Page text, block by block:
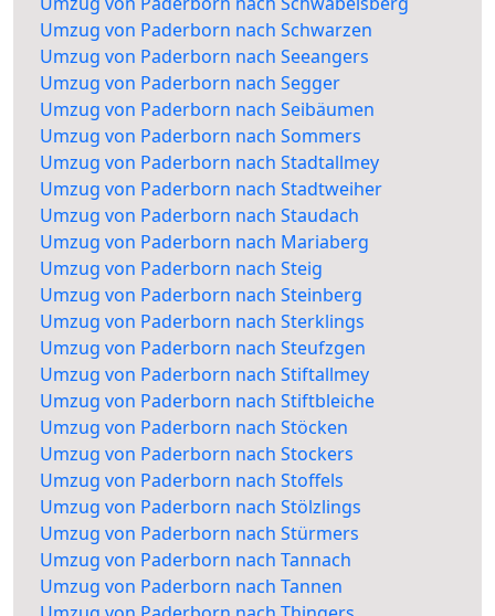
Umzug von Paderborn nach Schwarzen
Umzug von Paderborn nach Seeangers
Umzug von Paderborn nach Segger
Umzug von Paderborn nach Seibäumen
Umzug von Paderborn nach Sommers
Umzug von Paderborn nach Stadtallmey
Umzug von Paderborn nach Stadtweiher
Umzug von Paderborn nach Staudach
Umzug von Paderborn nach Mariaberg
Umzug von Paderborn nach Steig
Umzug von Paderborn nach Steinberg
Umzug von Paderborn nach Sterklings
Umzug von Paderborn nach Steufzgen
Umzug von Paderborn nach Stiftallmey
Umzug von Paderborn nach Stiftbleiche
Umzug von Paderborn nach Stöcken
Umzug von Paderborn nach Stockers
Umzug von Paderborn nach Stoffels
Umzug von Paderborn nach Stölzlings
Umzug von Paderborn nach Stürmers
Umzug von Paderborn nach Tannach
Umzug von Paderborn nach Tannen